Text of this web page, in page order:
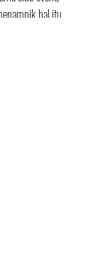
hal itu.